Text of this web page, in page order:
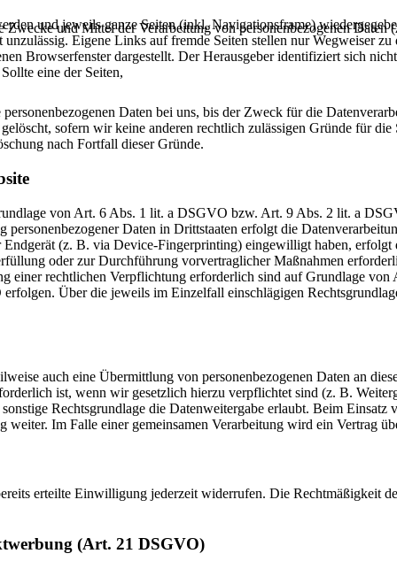
und jeweils ganze Seiten (inkl. Navigationsframe)
Eigene Links auf fremde Seiten stellen nur Wegweiser zu
Browserfenster dargestellt. Der Herausgeber identifiziert sich
eine der Seiten,
und Mittel der Verarbeitung von personenbezogenen
Daten bei uns, bis der Zweck für die
sofern wir keine anderen rechtlich zulässigen Gründe für die
nach Fortfall dieser Gründe.
von Art. 6 Abs. 1 lit. a DSGVO bzw. Art. 9 Abs. 2 lit. a
Daten in Drittstaaten erfolgt die
(z. B. via Device-Fingerprinting) eingewilligt haben, erfolgt
oder zur Durchführung vorvertraglicher Maßnahmen
einer rechtlichen Verpflichtung erforderlich sind auf Grundlage
Über die jeweils im Einzelfall einschlägigen
auch eine Übermittlung von personenbezogenen Daten an
ist, wenn wir gesetzlich hierzu verpflichtet sind (z. B.
Rechtsgrundlage die Datenweitergabe erlaubt. Beim Einsatz
Im Falle einer gemeinsamen Verarbeitung wird ein Vertrag
erteilte Einwilligung jederzeit widerrufen. Die Rechtmäßigkeit
(Art. 21 DSGVO)